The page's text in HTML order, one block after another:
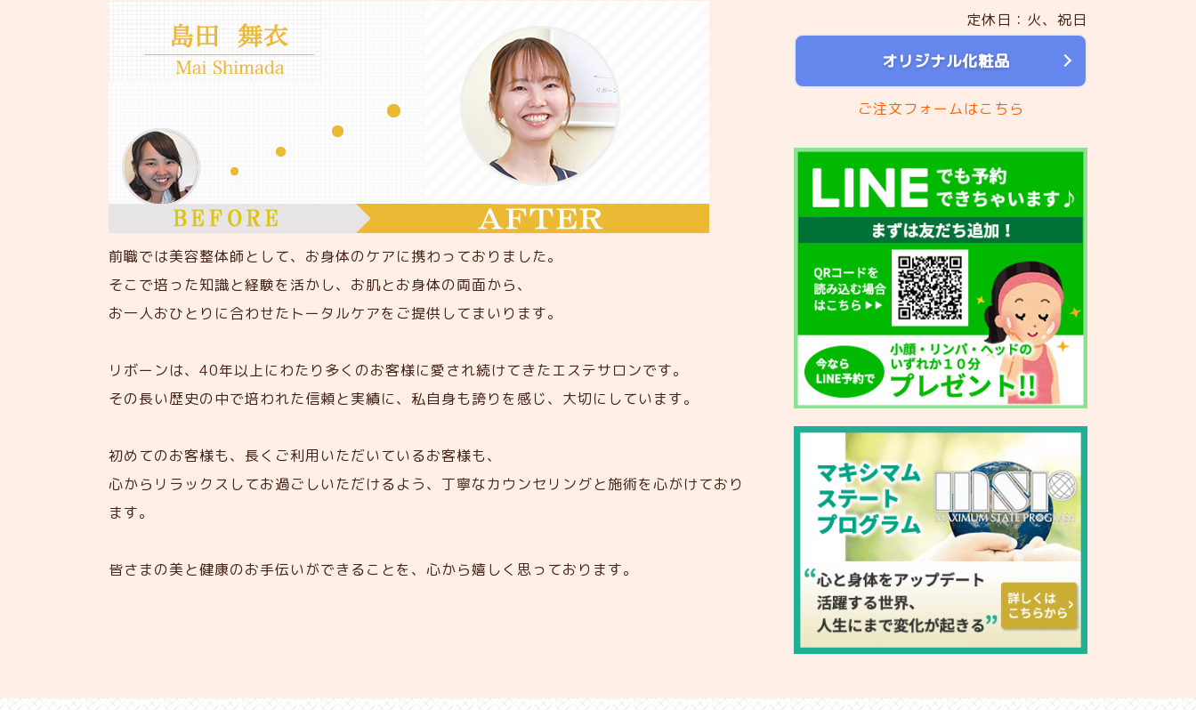
前職では美容整体師として、お身体のケアに携わっておりました。
そこで培った知識と経験を活かし、お肌とお身体の両面から、
お一人おひとりに合わせたトータルケアをご提供してまいります。
リボーンは、40年以上にわたり多くのお客様に愛され続けてきたエステサロンです。
その長い歴史の中で培われた信頼と実績に、私自身も誇りを感じ、大切にしています。
初めてのお客様も、長くご利用いただいているお客様も、
心からリラックスしてお過ごしいただけるよう、丁寧なカウンセリングと施術を心がけており
ます。
皆さまの美と健康のお手伝いができることを、心から嬉しく思っております。
定休日：火、祝日
オリジナル化粧品
ご注文フォームはこちら